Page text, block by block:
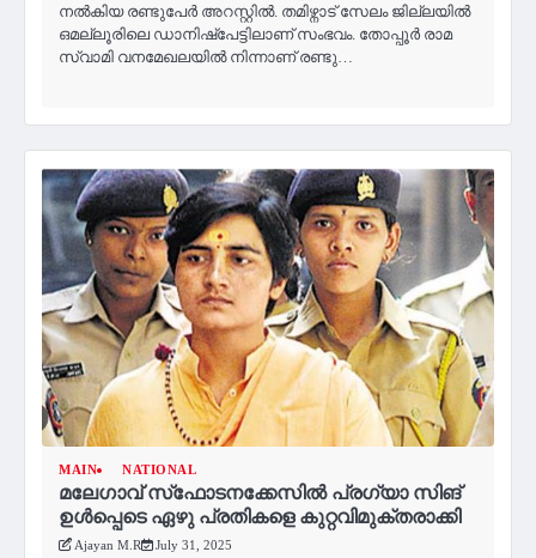
നൽകിയ രണ്ടുപേർ അറസ്റ്റിൽ. തമിഴ്നാട് സേലം ജില്ലയില്‍
ഒമല്ലൂരിലെ ഡാനിഷ്പേട്ടിലാണ് സംഭവം. തോപ്പൂർ രാമ
സ്വാമി വനമേഖലയിൽ നിന്നാണ് രണ്ടു…
MAIN NATIONAL
മലേഗാവ് സ്‌ഫോടനക്കേസില്‍ പ്രഗ്യാ സിങ്
ഉള്‍പ്പെടെ ഏഴു പ്രതികളെ കുറ്റവിമുക്തരാക്കി
Ajayan M.R July 31, 2025